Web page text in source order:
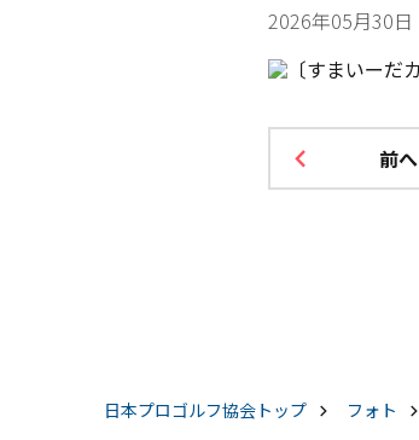
2026年05月30日
前へ
日本プロゴルフ協会 トップ フォト